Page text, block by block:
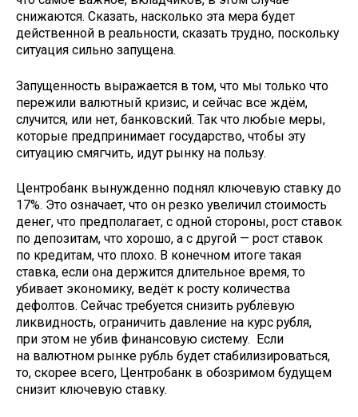
снижаются. Сказать, насколько эта мера будет
действенной в реальности, сказать трудно, поскольку
ситуация сильно запущена.
Запущенность выражается в том, что мы только что
пережили валютный кризис, и сейчас все ждём,
случится, или нет, банковский. Так что любые меры,
которые предпринимает государство, чтобы эту
ситуацию смягчить, идут рынку на пользу.
Центробанк вынужденно поднял ключевую ставку до
17%. Это означает, что он резко увеличил стоимость
денег, что предполагает, с одной стороны, рост ставок
по депозитам, что хорошо, а с другой — рост ставок
по кредитам, что плохо. В конечном итоге такая
ставка, если она держится длительное время, то
убивает экономику, ведёт к росту количества
дефолтов. Сейчас требуется снизить рублёвую
ликвидность, ограничить давление на курс рубля,
при этом не убив финансовую систему. Если
на валютном рынке рубль будет стабилизироваться,
то, скорее всего, Центробанк в обозримом будущем
снизит ключевую ставку.